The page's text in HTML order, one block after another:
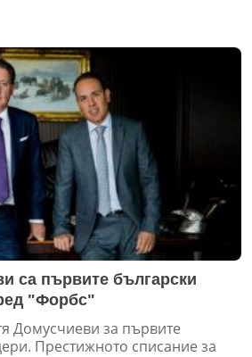
са първите български
"Форбс"
Домусчиеви за първите
Престижното списание за